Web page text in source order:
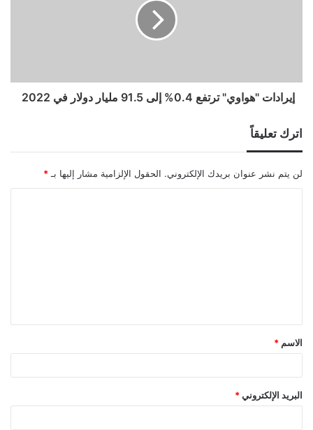
إيرادات "هواوي" ترتفع 0.4% إلى 91.5 مليار دولار في 2022
اترك تعليقاً
لن يتم نشر عنوان بريدك الإلكتروني. الحقول الإلزامية مشار إليها بـ *
ق
*
الاسم *
البريد الإلكتروني *